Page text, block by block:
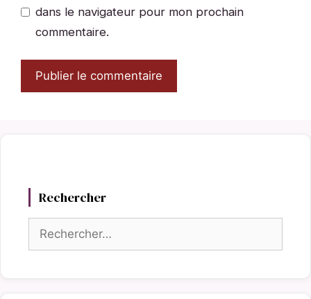
dans le navigateur pour mon prochain
commentaire.
Rechercher
Rechercher :